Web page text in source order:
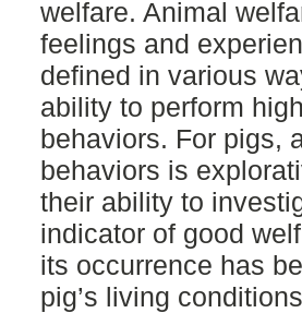
welfare. Animal
feelings and
defined in various
ability to perform
behaviors. For pigs,
behaviors is
their ability to
indicator of good
its occurrence has
pig’s living